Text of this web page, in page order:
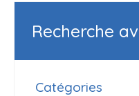
Recherche
Catégories